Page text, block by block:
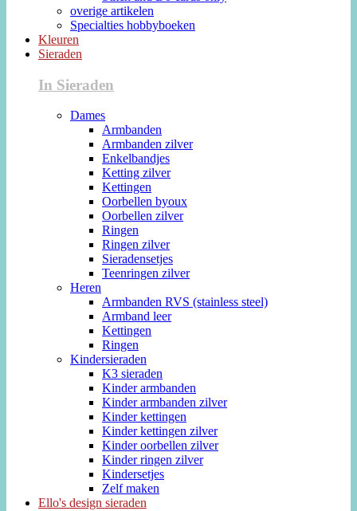
overige artikelen
Specialties hobbyboeken
Kleuren
Sieraden
In Sieraden
Dames
Armbanden
Armbanden zilver
Enkelbandjes
Ketting zilver
Kettingen
Oorbellen byoux
Oorbellen zilver
Ringen
Ringen zilver
Sieradensetjes
Teenringen zilver
Heren
Armbanden RVS (stainless steel)
Armband leer
Kettingen
Ringen
Kindersieraden
K3 sieraden
Kinder armbanden
Kinder armbanden zilver
Kinder kettingen
Kinder kettingen zilver
Kinder oorbellen zilver
Kinder ringen zilver
Kindersetjes
Zelf maken
Ello's design sieraden